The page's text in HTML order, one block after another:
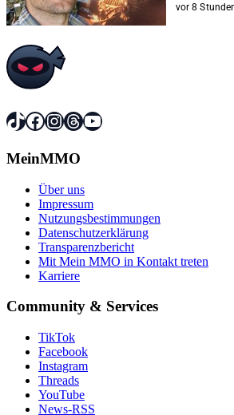
vor 8
TikTok
Facebook
Instagram
Threads
YouTube
MeinMMO
Über uns
Impressum
Nutzungsbestimmungen
Datenschutzerklärung
Transparenzbericht
Mit Mein MMO in Kontakt treten
Karriere
Community & Services
TikTok
Facebook
Instagram
Threads
YouTube
News-RSS